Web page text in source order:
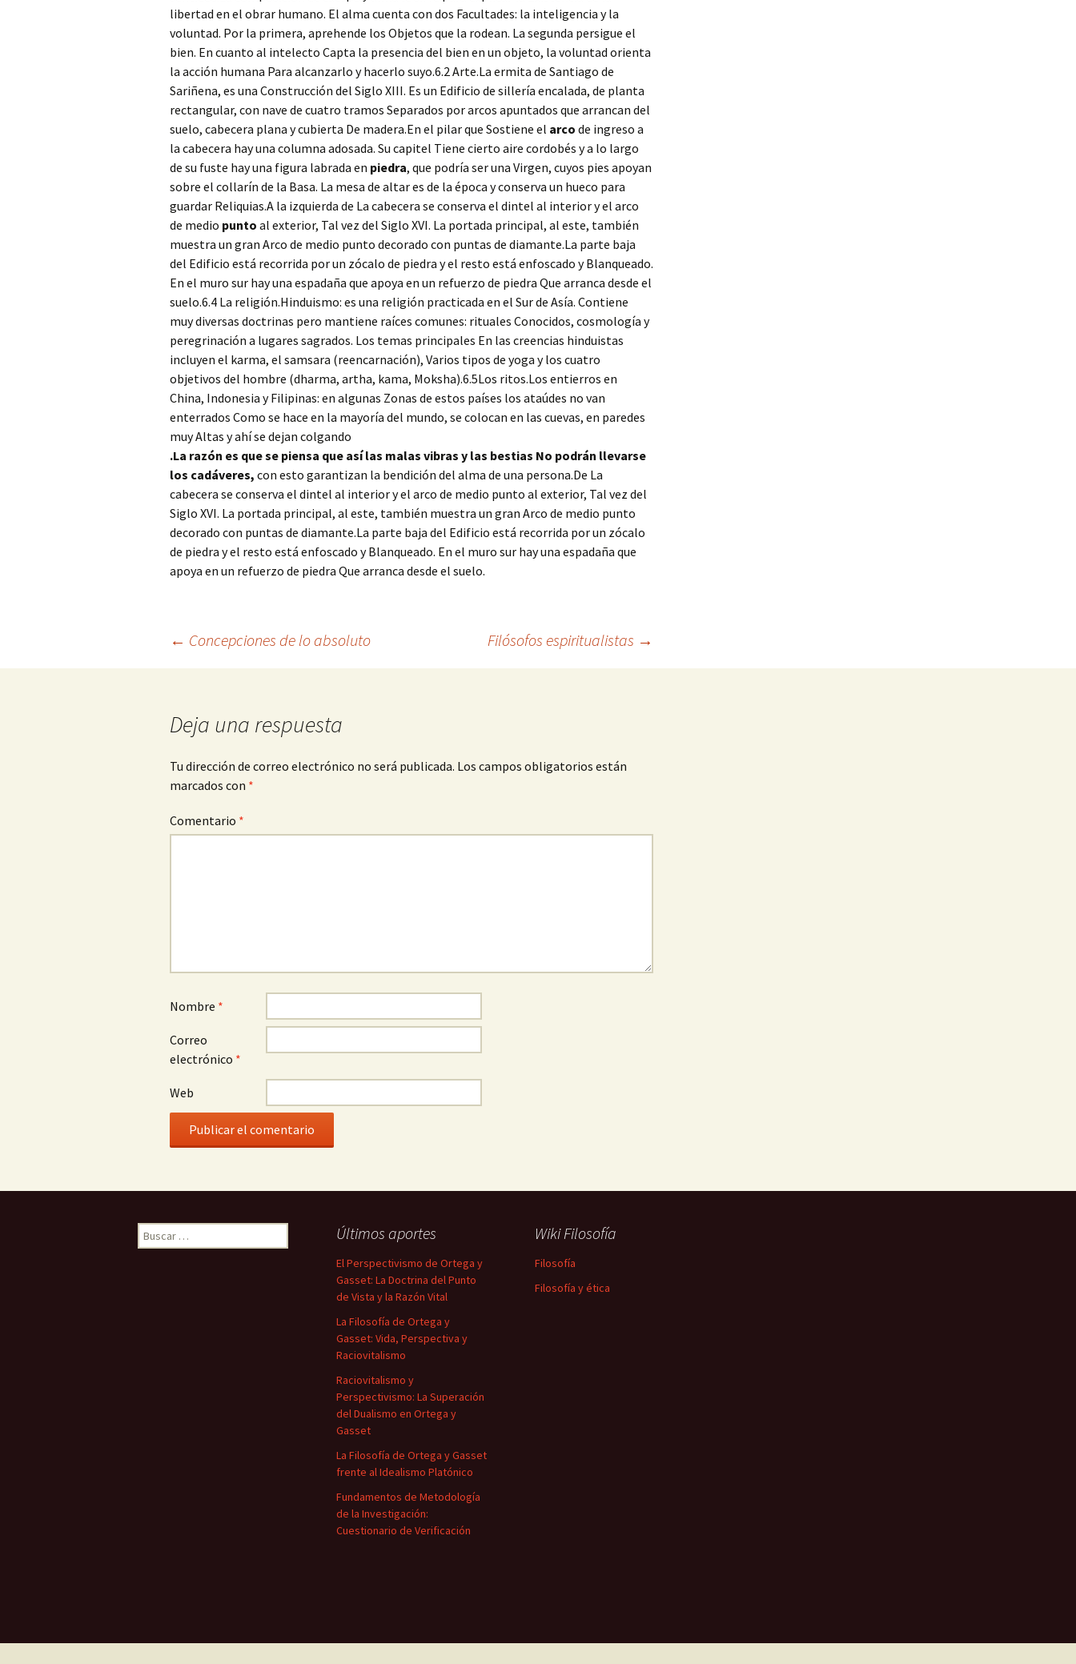
libertad en el obrar humano. El alma cuenta con dos Facultades: la inteligencia y la
voluntad. Por la primera, aprehende los Objetos que la rodean. La segunda persigue el
bien. En cuanto al intelecto Capta la presencia del bien en un objeto, la voluntad orienta
la acción humana Para alcanzarlo y hacerlo suyo.6.2 Arte.La ermita de Santiago de
Sariñena, es una Construcción del Siglo XIII. Es un Edificio de sillería encalada, de planta
rectangular, con nave de cuatro tramos Separados por arcos apuntados que arrancan del
suelo, cabecera plana y cubierta De madera.En el pilar que Sostiene el arco de ingreso a
la cabecera hay una columna adosada. Su capitel Tiene cierto aire cordobés y a lo largo
de su fuste hay una figura labrada en piedra, que podría ser una Virgen, cuyos pies apoyan
sobre el collarín de la Basa. La mesa de altar es de la época y conserva un hueco para
guardar Reliquias.A la izquierda de La cabecera se conserva el dintel al interior y el arco
de medio punto al exterior, Tal vez del Siglo XVI. La portada principal, al este, también
muestra un gran Arco de medio punto decorado con puntas de diamante.La parte baja
del Edificio está recorrida por un zócalo de piedra y el resto está enfoscado y Blanqueado.
En el muro sur hay una espadaña que apoya en un refuerzo de piedra Que arranca desde el
suelo.6.4 La religión.Hinduismo: es una religión practicada en el Sur de Asía. Contiene
muy diversas doctrinas pero mantiene raíces comunes: rituales Conocidos, cosmología y
peregrinación a lugares sagrados. Los temas principales En las creencias hinduistas
incluyen el karma, el samsara (reencarnación), Varios tipos de yoga y los cuatro
objetivos del hombre (dharma, artha, kama, Moksha).6.5Los ritos.Los entierros en
China, Indonesia y Filipinas: en algunas Zonas de estos países los ataúdes no van
enterrados Como se hace en la mayoría del mundo, se colocan en las cuevas, en paredes
muy Altas y ahí se dejan colgando
.La razón es que se piensa que así las malas vibras y las bestias No podrán llevarse
los cadáveres, con esto garantizan la bendición del alma de una persona.De La
cabecera se conserva el dintel al interior y el arco de medio punto al exterior, Tal vez del
Siglo XVI. La portada principal, al este, también muestra un gran Arco de medio punto
decorado con puntas de diamante.La parte baja del Edificio está recorrida por un zócalo
de piedra y el resto está enfoscado y Blanqueado. En el muro sur hay una espadaña que
apoya en un refuerzo de piedra Que arranca desde el suelo.
Navegación
← Concepciones de lo absoluto Filósofos espiritualistas →
Deja una respuesta
Tu dirección de correo electrónico no será publicada. Los campos obligatorios están
marcados con *
Comentario *
Nombre *
Correo
electrónico *
Web
Buscar: Últimos aportes
El Perspectivismo de Ortega y
Gasset: La Doctrina del Punto
de Vista y la Razón Vital
La Filosofía de Ortega y
Gasset: Vida, Perspectiva y
Raciovitalismo
Raciovitalismo y
Perspectivismo: La Superación
del Dualismo en Ortega y
Gasset
La Filosofía de Ortega y Gasset
frente al Idealismo Platónico
Fundamentos de Metodología
de la Investigación:
Cuestionario de Verificación
Wiki Filosofía
Filosofía
Filosofía y ética